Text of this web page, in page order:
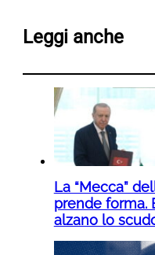
Leggi anche
La “Mecca”
prende forma.
alzano lo